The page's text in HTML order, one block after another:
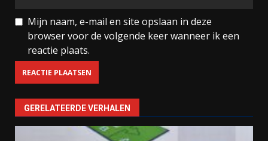
Mijn naam, e-mail en site opslaan in deze
browser voor de volgende keer wanneer ik een
reactie plaats.
GERELATEERDE VERHALEN